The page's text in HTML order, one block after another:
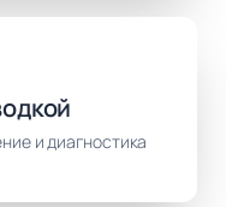
и диагностика